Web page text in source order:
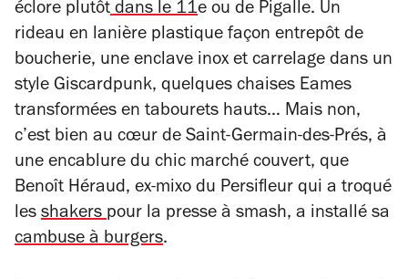
éclore plutôtdans le 11e ou de Pigalle. Un
rideau en lanière plastique façon entrepôt de
boucherie, une enclave inox et carrelage dans un
style Giscardpunk, quelques chaises Eames
transformées en tabourets hauts… Mais non,
c’est bien au cœur de Saint-Germain-des-Prés, à
une encablure du chic marché couvert, que
Benoît Héraud, ex-mixo du Persifleur qui a troqué
les shakerspour la presse à smash, a installé sa
cambuse à burgers.